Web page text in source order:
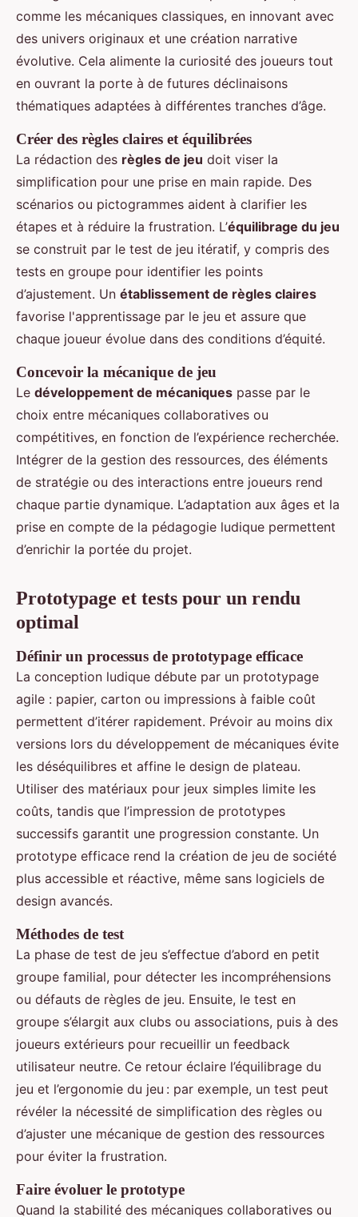
comme les mécaniques classiques, en innovant avec
des univers originaux et une création narrative
évolutive. Cela alimente la curiosité des joueurs tout
en ouvrant la porte à de futures déclinaisons
thématiques adaptées à différentes tranches d’âge.
Créer des règles claires et équilibrées
La rédaction des règles de jeu doit viser la
simplification pour une prise en main rapide. Des
scénarios ou pictogrammes aident à clarifier les
étapes et à réduire la frustration. L’équilibrage du jeu
se construit par le test de jeu itératif, y compris des
tests en groupe pour identifier les points
d’ajustement. Un établissement de règles claires
favorise l'apprentissage par le jeu et assure que
chaque joueur évolue dans des conditions d’équité.
Concevoir la mécanique de jeu
Le développement de mécaniques passe par le
choix entre mécaniques collaboratives ou
compétitives, en fonction de l’expérience recherchée.
Intégrer de la gestion des ressources, des éléments
de stratégie ou des interactions entre joueurs rend
chaque partie dynamique. L’adaptation aux âges et la
prise en compte de la pédagogie ludique permettent
d’enrichir la portée du projet.
Prototypage et tests pour un rendu
optimal
Définir un processus de prototypage efficace
La conception ludique débute par un prototypage
agile : papier, carton ou impressions à faible coût
permettent d’itérer rapidement. Prévoir au moins dix
versions lors du développement de mécaniques évite
les déséquilibres et affine le design de plateau.
Utiliser des matériaux pour jeux simples limite les
coûts, tandis que l’impression de prototypes
successifs garantit une progression constante. Un
prototype efficace rend la création de jeu de société
plus accessible et réactive, même sans logiciels de
design avancés.
Méthodes de test
La phase de test de jeu s’effectue d’abord en petit
groupe familial, pour détecter les incompréhensions
ou défauts de règles de jeu. Ensuite, le test en
groupe s’élargit aux clubs ou associations, puis à des
joueurs extérieurs pour recueillir un feedback
utilisateur neutre. Ce retour éclaire l’équilibrage du
jeu et l’ergonomie du jeu : par exemple, un test peut
révéler la nécessité de simplification des règles ou
d’ajuster une mécanique de gestion des ressources
pour éviter la frustration.
Faire évoluer le prototype
Quand la stabilité des mécaniques collaboratives ou